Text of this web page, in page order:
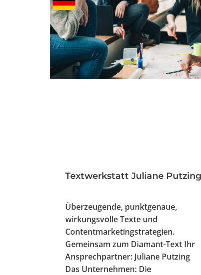
Textwerkstatt Juliane Putzing
Überzeugende, punktgenaue,
wirkungsvolle Texte und
Contentmarketingstrategien.
Gemeinsam zum Diamant-Text Ihr
Ansprechpartner: Juliane Putzing
Das Unternehmen: Die